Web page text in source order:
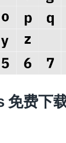
免费下